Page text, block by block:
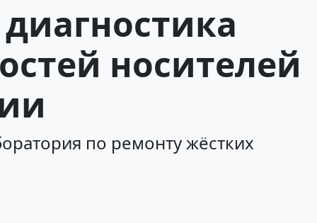
носителей
по ремонту жёстких